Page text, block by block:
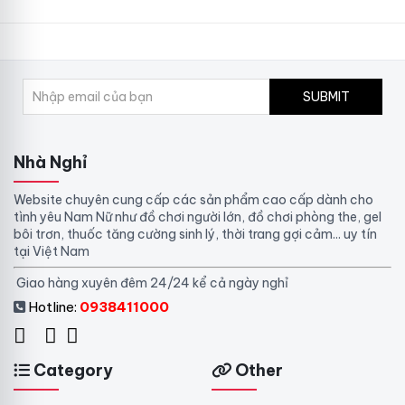
SUBMIT
Nhà Nghỉ
Website chuyên cung cấp các sản phẩm cao cấp dành cho
tình yêu Nam Nữ như đồ chơi người lớn, đồ chơi phòng the, gel
bôi trơn, thuốc tăng cường sinh lý, thời trang gợi cảm... uy tín
tại Việt Nam
Giao hàng xuyên đêm 24/24 kể cả ngày nghỉ
Hotline: 0938411000
Category Other